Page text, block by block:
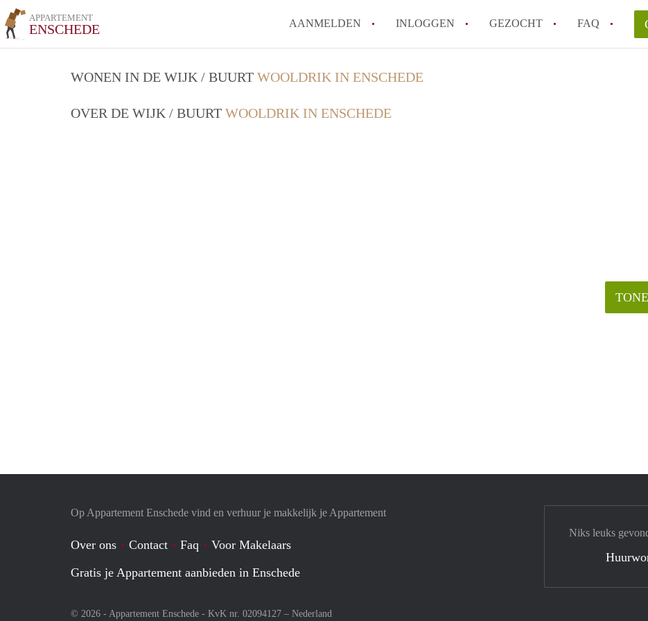
APPARTEMENT
ENSCHEDE AANMELDEN INLOGGEN GEZOCHT FAQ
WONEN IN DE WIJK / BUURT WOOLDRIK IN ENSCHEDE
OVER DE WIJK / BUURT WOOLDRIK IN ENSCHEDE
Op Appartement Enschede vind en verhuur je makkelijk je Appartement
Over ons Contact Faq
Voor Makelaars
Gratis je Appartement aanbieden in Enschede
© 2026 - Appartement Enschede - KvK nr. 02094127 – Nederland
Niks leuks